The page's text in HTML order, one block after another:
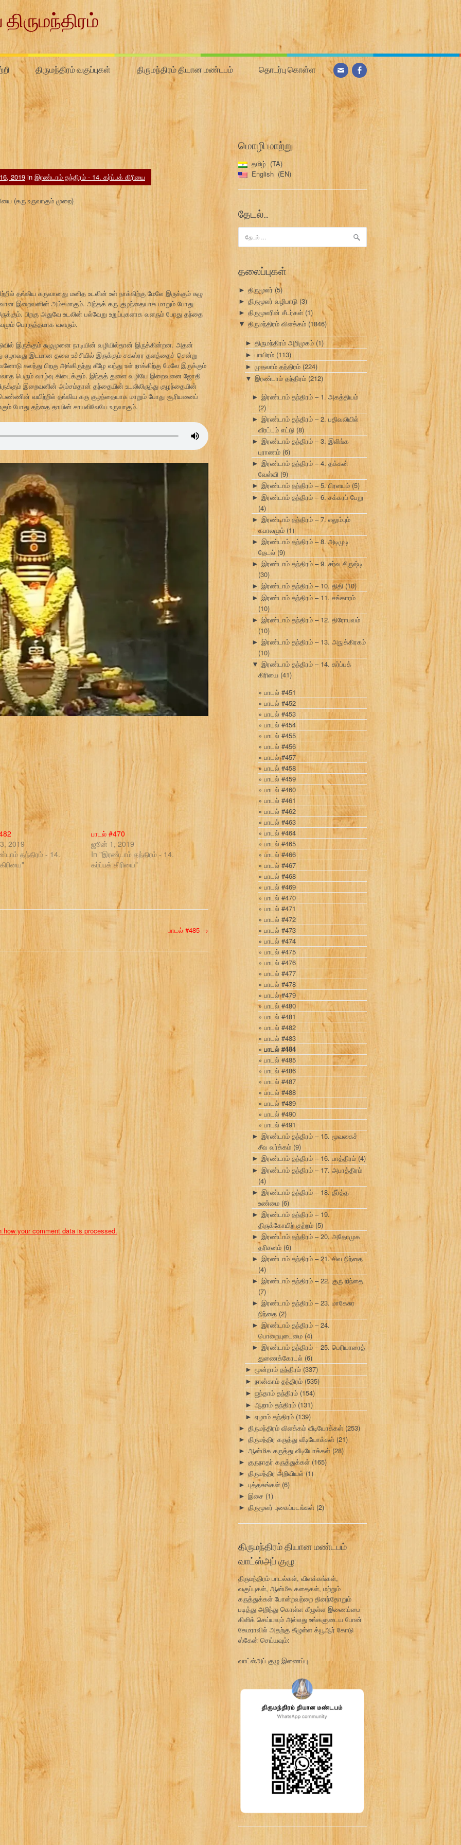
திருமந்திரம் வகுப்புகள் திருமந்திரம் தியான மண்டபம் தொடர்பு கொள்ள
2019 in இரண்டாம் தந்திரம் - 14. கர்ப்பக் கிரியை
(கரு உருவாகும் முறை)
கருவானது மனித உடலின் உள் நாக்கிற்கு மேலே இருக்கும் சுழு
இறைவனின் அம்சமாகும். அந்தக் கரு குழந்தையாக மாறும் போது
பிறகு அதுவே உடலின் பல்வேறு உறுப்புகளாக வளரும் போது தந்தை
பொருத்தமாக வளரும்.
இருக்கும் சுழுமுனை நாடியின் வழியில்தான் இருக்கின்றன. அதன்
ஏழாவது இடமான தலை உச்சியில் இருக்கும் சகஸ்ரர தளத்தைச் சென்று
கலந்து பிறகு அங்கிருந்து கீழே வந்து உள் நாக்கிற்கு மேலே இருக்கும்
பெரும் வாழ்வு கிடைக்கும். இந்தத் துளை வழியே இறைவனை ஜோதி
இறைவனின் அம்சம்தான் தந்தையின் உடலிலிருந்து குழந்தையின்
வயிற்றில் தங்கிய கரு குழந்தையாக மாறும் போது சூரியனைப்
போது தந்தை தாயின் சாயலிலேயே உருவாகும்.
2019
தந்திரம் - 14.
பாடல் #470
ஜூன் 1, 2019
In "இரண்டாம் தந்திரம் - 14.
கர்ப்பக் கிரியை"
பாடல் #485 →
how your comment data is processed.
மொழி மாற்று
தமிழ்
TA
English
EN
தேடல்…
தேடு:
தலைப்புகள்
► திருமூலர் (5)
► திருமூலர் வழிபாடு (3)
► திருமூலரின் சீடர்கள் (1)
▼ திருமந்திரம் விளக்கம் (1846)
► திருமந்திரம் அறிமுகம் (1)
► பாயிரம் (113)
► முதலாம் தந்திரம் (224)
▼ இரண்டாம் தந்திரம் (212)
► இரண்டாம் தந்திரம் – 1. அகத்தியம்
(2)
► இரண்டாம் தந்திரம் – 2. பதிவலியில்
வீரட்டம் எட்டு (8)
► இரண்டாம் தந்திரம் – 3. இலிங்க
புராணம் (6)
► இரண்டாம் தந்திரம் – 4. தக்கன்
வேள்வி (9)
► இரண்டாம் தந்திரம் – 5. பிரளயம் (5)
► இரண்டாம் தந்திரம் – 6. சக்கரப் பேறு
(4)
► இரண்டாம் தந்திரம் – 7. எலும்பும்
கபாலமும் (1)
► இரண்டாம் தந்திரம் – 8. அடிமுடி
தேடல் (9)
► இரண்டாம் தந்திரம் – 9. சர்வ சிருஷ்டி
(30)
► இரண்டாம் தந்திரம் – 10. திதி(10)
► இரண்டாம் தந்திரம் – 11. சங்காரம்
(10)
► இரண்டாம் தந்திரம் – 12. திரோபவம்
(10)
► இரண்டாம் தந்திரம் – 13. அநுக்கிரகம்
(10)
▼ இரண்டாம் தந்திரம் – 14. கர்ப்பக்
கிரியை (41)
பாடல் #451
பாடல் #452
பாடல் #453
பாடல் #454
பாடல் #455
பாடல் #456
பாடல் #457
பாடல் #458
பாடல் #459
பாடல் #460
பாடல் #461
பாடல் #462
பாடல் #463
பாடல் #464
பாடல் #465
பாடல் #466
பாடல் #467
பாடல் #468
பாடல் #469
பாடல் #470
பாடல் #471
பாடல் #472
பாடல் #473
பாடல் #474
பாடல் #475
பாடல் #476
பாடல் #477
பாடல் #478
பாடல் #479
பாடல் #480
பாடல் #481
பாடல் #482
பாடல் #483
பாடல் #484
பாடல் #485
பாடல் #486
பாடல் #487
பாடல் #488
பாடல் #489
பாடல் #490
பாடல் #491
► இரண்டாம் தந்திரம் – 15. மூவகைச்
சீவ வர்க்கம் (9)
► இரண்டாம் தந்திரம் – 16. பாத்திரம் (4)
► இரண்டாம் தந்திரம் – 17. அபாத்திரம்
(4)
► இரண்டாம் தந்திரம் – 18. தீர்த்த
உண்மை (6)
► இரண்டாம் தந்திரம் – 19.
திருக்கோயிற் குற்றம் (5)
► இரண்டாம் தந்திரம் – 20. அதோமுக
தரிசனம் (6)
► இரண்டாம் தந்திரம் – 21. சிவ நிந்தை
(4)
► இரண்டாம் தந்திரம் – 22. குரு நிந்தை
(7)
► இரண்டாம் தந்திரம் – 23. மாகேசுர
நிந்தை (2)
► இரண்டாம் தந்திரம் – 24.
பொறையுடைமை (4)
► இரண்டாம் தந்திரம் – 25. பெரியாரைத்
துணைக்கோடல் (6)
► மூன்றாம் தந்திரம் (337)
► நான்காம் தந்திரம் (535)
► ஐந்தாம் தந்திரம் (154)
► ஆறாம் தந்திரம் (131)
► ஏழாம் தந்திரம் (139)
► திருமந்திரம் விளக்கம் வீடியோக்கள் (253)
► திருமந்திர கருத்து வீடியோக்கள் (21)
► ஆன்மிக கருத்து வீடியோக்கள்(28)
► குருநாதர் கருத்துக்கள் (165)
► திருமந்திர அறிவியல்(1)
► புத்தகங்கள் (6)
► இசை (1)
► திருமூலர் புகைப்படங்கள் (2)
திருமந்திரம் தியான மண்டபம்
வாட்ஸ்அப் குழு:
திருமந்திரம் பாடல்கள், விளக்கங்கள்,
வகுப்புகள், ஆன்மீக கதைகள், மற்றும்
கருத்துக்கள் போன்றவற்றை தினந்தோறும்
படித்து அறிந்து கொள்ள கீழுள்ள இணைப்பை
கிளிக் செய்யவும் அல்லது உங்களுடைய போன்
கேமராவில் அதற்கு கீழுள்ள க்யூஆர் கோடு
ஸ்கேன் செய்யவும்:
வாட்ஸ்அப் குழு இணைப்பு